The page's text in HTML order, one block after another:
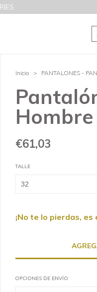
Inicio > PANTALONES -
€61,03
TALLE
¡No te lo pierdas, es
OPCIONES DE ENVÍO